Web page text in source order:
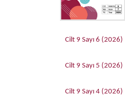
Cilt 9 Sayı 6 (2026)
Cilt 9 Sayı 5 (2026)
Cilt 9 Sayı 4 (2026)